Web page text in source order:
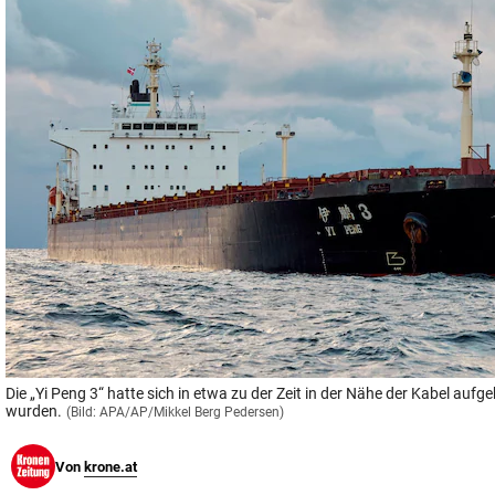
© Krone Multimedia GmbH & Co KG 2026
Muthgasse 2, 1190 Wien
Die „Yi Peng 3“ hatte sich in etwa zu der Zeit in der Nähe der Kabel
wurden. (Bild: APA/AP/Mikkel Berg Pedersen)
Von krone.at